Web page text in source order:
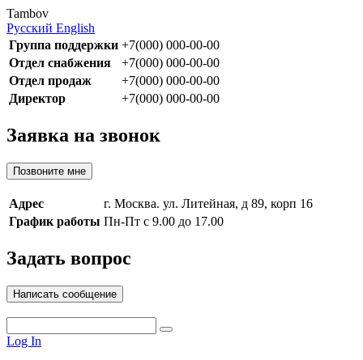
Tambov
Русский English
Группа поддержки +7(000) 000-00-00
Отдел снабжения
+7(000) 000-00-00
Отдел продаж
+7(000) 000-00-00
Директор
+7(000) 000-00-00
Заявка на звонок
Позвоните мне
Адрес
г. Москва. ул. Литейная, д 89, корп 16
График работы Пн-Пт с 9.00 до 17.00
Задать вопрос
Написать сообщение
Log In